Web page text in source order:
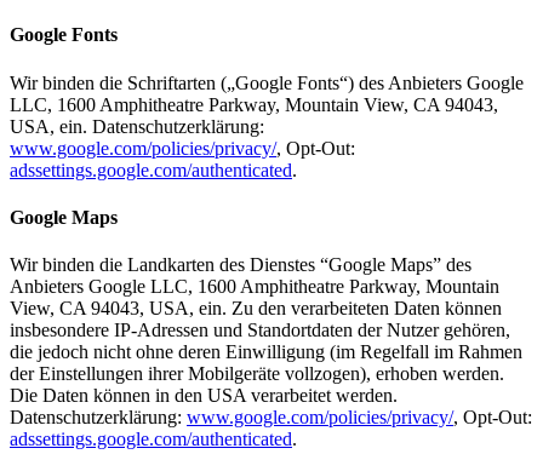
Google Fonts
Wir binden die Schriftarten („Google Fonts“) des Anbieters Google
LLC, 1600 Amphitheatre Parkway, Mountain View, CA 94043,
USA, ein. Datenschutzerklärung:
www.google.com/policies/privacy/, Opt-Out:
adssettings.google.com/authenticated.
Google Maps
Wir binden die Landkarten des Dienstes “Google Maps” des
Anbieters Google LLC, 1600 Amphitheatre Parkway, Mountain
View, CA 94043, USA, ein. Zu den verarbeiteten Daten können
insbesondere IP-Adressen und Standortdaten der Nutzer gehören,
die jedoch nicht ohne deren Einwilligung (im Regelfall im Rahmen
der Einstellungen ihrer Mobilgeräte vollzogen), erhoben werden.
Die Daten können in den USA verarbeitet werden.
Datenschutzerklärung: www.google.com/policies/privacy/, Opt-Out:
adssettings.google.com/authenticated.